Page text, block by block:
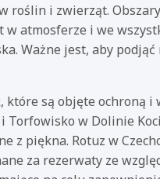
roślin i zwierząt.
atmosferze i we
Ważne jest, aby
są objęte ochroną i
Torfowisko w Dolinie
z piękna. Rotuz w
za rezerwaty ze